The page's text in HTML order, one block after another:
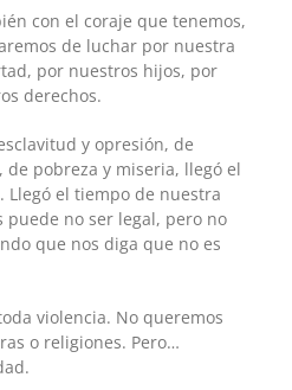
con el coraje que tenemos,
de luchar por nuestra
por nuestros hijos, por
derechos.
y opresión, de
pobreza y miseria, llegó el
Llegó el tiempo de nuestra
no ser legal, pero no
que nos diga que no es
violencia. No queremos
o religiones. Pero…